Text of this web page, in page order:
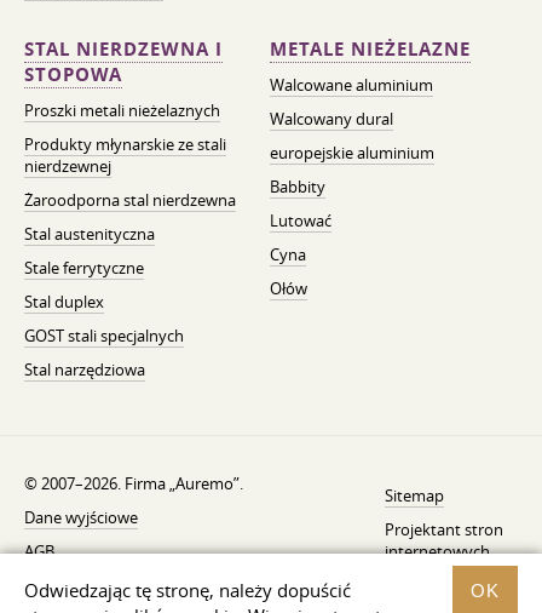
Odwiedzając tę ​​stronę, należy dopuścić
OK
STAL NIERDZEWNA I
STOPOWA
Proszki metali nieżelaznych
Produkty młynarskie ze stali
nierdzewnej
Żaroodporna stal nierdzewna
Stal austenityczna
Stale ferrytyczne
Stal duplex
GOST stali specjalnych
Stal narzędziowa
METALE NIEŻELAZNE
Walcowane aluminium
Walcowany dural
europejskie aluminium
Babbity
Lutować
Cyna
Ołów
© 2007–2026. Firma „Auremo”.
Dane wyjściowe
AGB
Powiadomienie o wycofaniu
Sitemap
Projektant stron
internetowych